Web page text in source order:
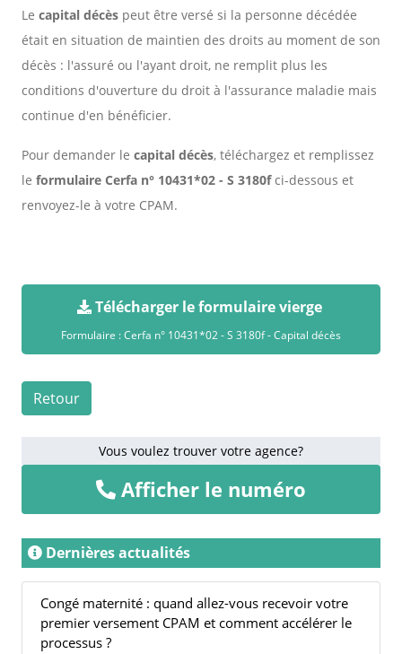
Le capital décès peut être versé si la personne décédée
était en situation de maintien des droits au moment de son
décès : l'assuré ou l'ayant droit, ne remplit plus les
conditions d'ouverture du droit à l'assurance maladie mais
continue d'en bénéficier.
Pour demander le capital décès, téléchargez et remplissez
le formulaire Cerfa n° 10431*02 - S 3180fci-dessous et
renvoyez-le à votre CPAM.
Télécharger le formulaire vierge
Formulaire : Cerfa n° 10431*02 - S 3180f - Capital décès
Retour
Vous voulez trouver votre agence?
Afficher le numéro
Dernières actualités
Congé maternité : quand allez-vous recevoir votre
premier versement CPAM et comment accélérer le
processus ?